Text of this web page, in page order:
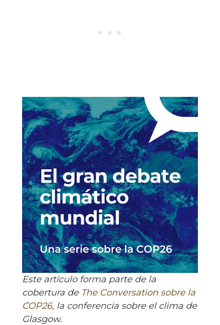
Este artículo forma parte de la
cobertura de The Conversation sobre la
COP26, la conferencia sobre el clima de
Glasgow.